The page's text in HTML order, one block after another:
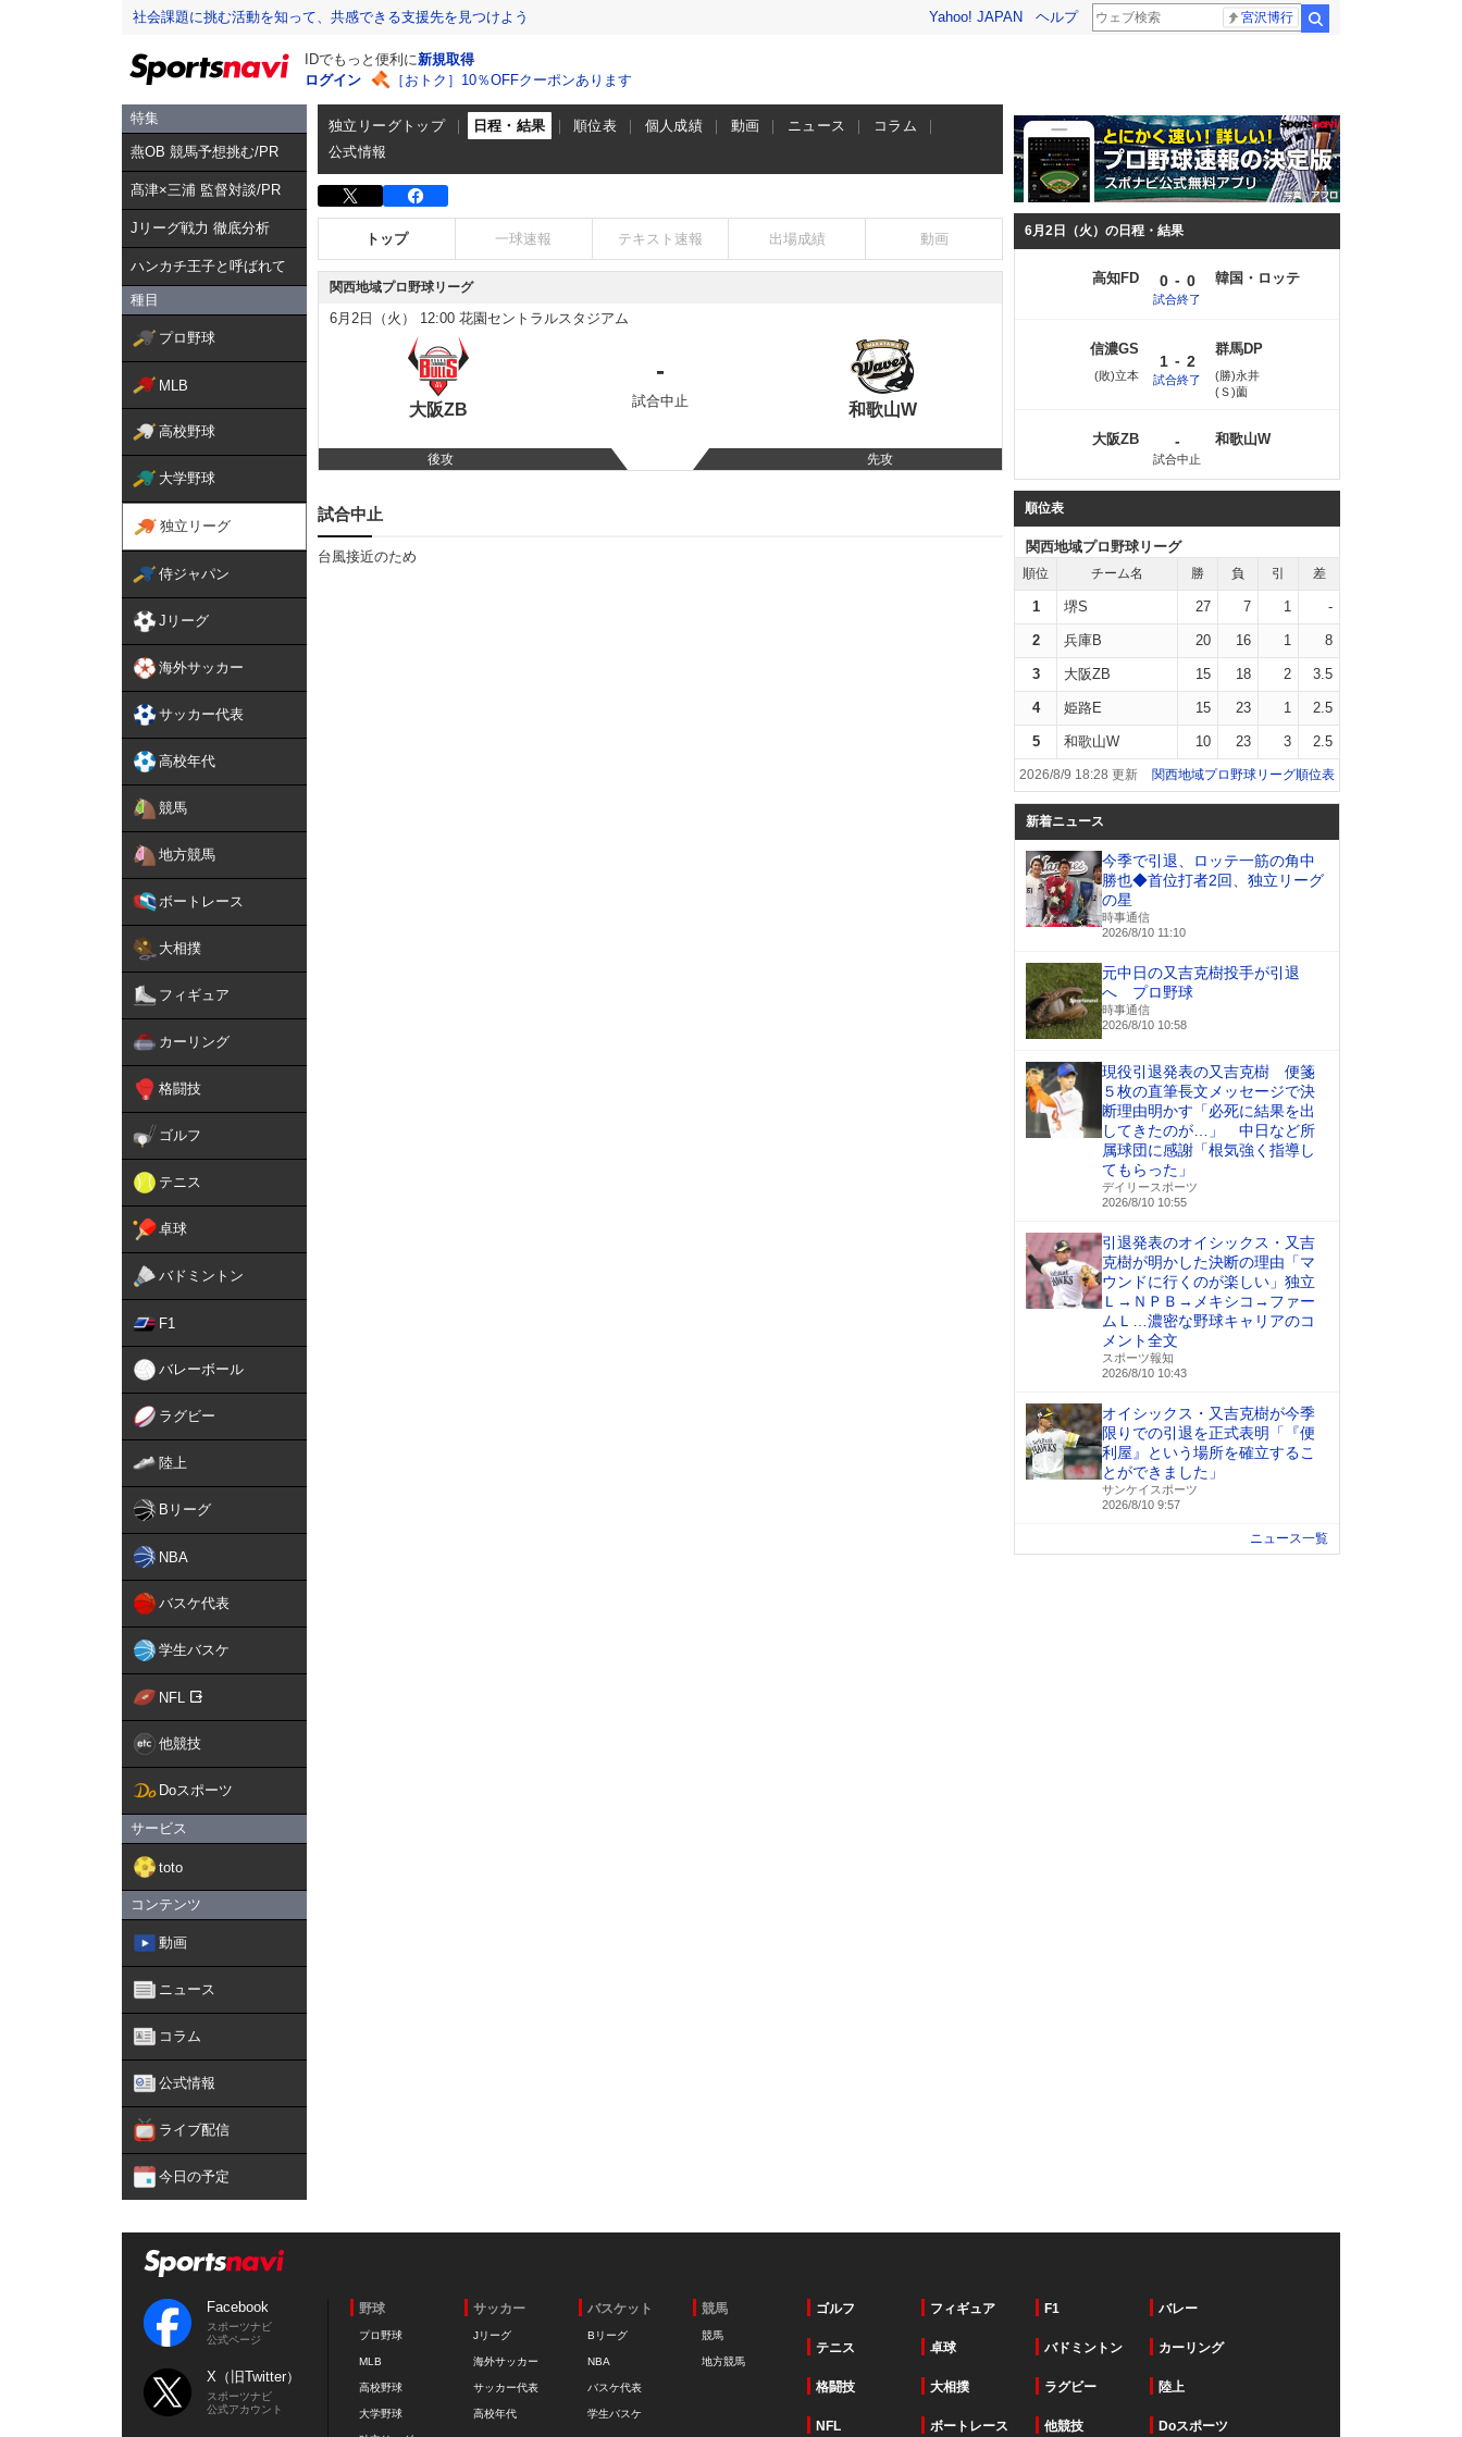
社会課題に挑む活動を知って、共感できる支援先を見つけよう Yahoo! JAPAN ヘルプ 宮沢博行
IDでもっと便利に新規取得
ログイン
［おトク］10％OFFクーポンあります
特集
燕OB 競馬予想挑む/PR
髙津×三浦 監督対談/PR
Jリーグ戦力 徹底分析
ハンカチ王子と呼ばれて
種目
プロ野球
MLB
高校野球
大学野球
独立リーグ
侍ジャパン
Jリーグ
海外サッカー
サッカー代表
高校年代
競馬
地方競馬
ボートレース
大相撲
フィギュア
カーリング
格闘技
ゴルフ
テニス
卓球
バドミントン
F1
バレーボール
ラグビー
陸上
Bリーグ
NBA
バスケ代表
学生バスケ
NFL
他競技
Doスポーツ
サービス
toto
コンテンツ
動画
ニュース
コラム
公式情報
ライブ配信
今日の予定
独立リーグトップ 日程・結果 順位表 個人成績 動画 ニュース
コラム
公式情報
トップ 一球速報 テキスト速報 出場成績 動画
関西地域プロ野球リーグ
6月2日（火） 12:00 花園セントラルスタジアム
大阪ZB
-
試合中止 和歌山W
後攻 先攻
試合中止
台風接近のため
6月2日（火）の日程・結果
高知FD 0 - 0
試合終了
韓国・ロッテ
信濃GS
(敗)立本
1 - 2
試合終了
群馬DP
(勝)永井
(Ｓ)薗
大阪ZB -
試合中止
和歌山W
順位表
関西地域プロ野球リーグ
順位 チーム名 勝 負 引 差
1 堺S 27 7 1 -
2 兵庫B 20 16 1 8
3 大阪ZB 15 18 2 3.5
4 姫路E 15 23 1 2.5
5 和歌山W 10 23 3 2.5
2026/8/9 18:28 更新 関西地域プロ野球リーグ順位表
新着ニュース
今季で引退、ロッテ⼀筋の角中
勝也◆首位打者2回、独立リーグ
の星
時事通信
2026/8/10 11:10
元中日の又吉克樹投手が引退
へ プロ野球
時事通信
2026/8/10 10:58
現役引退発表の又吉克樹 便箋
５枚の直筆長文メッセージで決
断理由明かす「必死に結果を出
してきたのが…」 中日など所
属球団に感謝「根気強く指導し
てもらった」
デイリースポーツ
2026/8/10 10:55
引退発表のオイシックス・又吉
克樹が明かした決断の理由「マ
ウンドに行くのが楽しい」独立
Ｌ→ＮＰＢ→メキシコ→ファー
ムＬ…濃密な野球キャリアのコ
メント全文
スポーツ報知
2026/8/10 10:43
オイシックス・又吉克樹が今季
限りでの引退を正式表明「『便
利屋』という場所を確立するこ
とができました」
サンケイスポーツ
2026/8/10 9:57
ニュース一覧
Facebook
スポーツナビ
公式ページ
X（旧Twitter）
スポーツナビ
公式アカウント
野球
プロ野球
MLB
高校野球
大学野球
サッカー
Jリーグ
海外サッカー
サッカー代表
高校年代
バスケット
Bリーグ
NBA
バスケ代表
学生バスケ
競馬
競馬
地方競馬
ゴルフ フィギュア F1 バレー
テニス 卓球 バドミントン カーリング
格闘技 大相撲 ラグビー 陸上
NFL ボートレース 他競技 Doスポーツ